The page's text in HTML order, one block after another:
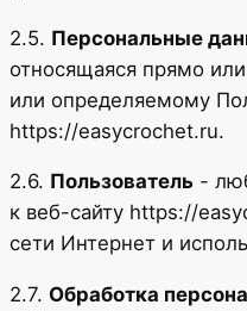
2.5. Персональные
относящаяся прямо
или определяемому
https://easycrochet.ru.
2.6. Пользователь -
к веб-сайту https://
сети Интернет и
2.7. Обработка